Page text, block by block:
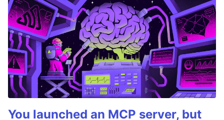
You launched an MCP server, but